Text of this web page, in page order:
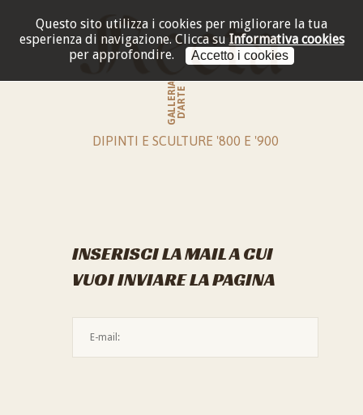
Questo sito utilizza i cookies per migliorare la tua
esperienza di navigazione. Clicca su Informativa cookies
per approfondire.
Accetto i cookies
GALLERIAD'ARTE
DIPINTI E SCULTURE '800 E '900
INSERISCI LA MAIL A CUI
VUOI INVIARE LA PAGINA